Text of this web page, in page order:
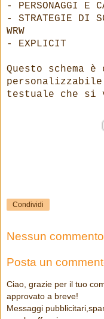
- PERSONAGGI E
- STRATEGIE DI
WRW
- EXPLICIT
Questo schema è
testuale che si
Condividi
Nessun
Posta un
Ciao, grazie per il tuo
approvato a breve!
Messaggi